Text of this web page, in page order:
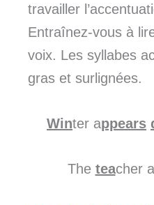
travailler
Entraînez-vous à
voix. Les syllabes
gras et surlignées.
Winter appears
The teacher a